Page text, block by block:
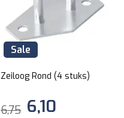
Sale
Zeiloog Rond (4 stuks)
6,75 6,10